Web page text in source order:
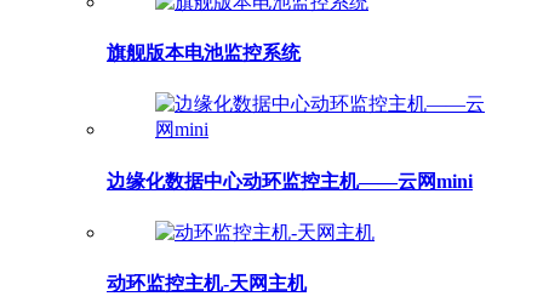
旗舰版本电池监控系统
边缘化数据中心动环监控主机——云网mini
动环监控主机-天网主机